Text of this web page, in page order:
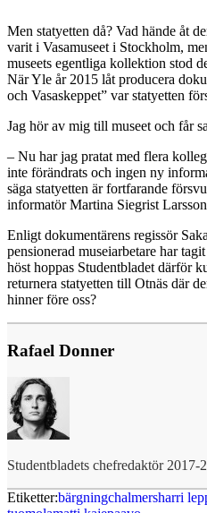
Men statyetten då? Vad hände åt
varit i Vasamuseet i Stockholm,
museets egentliga kollektion stod
När Yle år 2015 låt producera
och Vasaskeppet” var statyetten
Jag hör av mig till museet och får
– Nu har jag pratat med flera
inte förändrats och ingen ny
säga statyetten är fortfarande
informatör Martina Siegrist
Enligt dokumentärens regissör
pensionerad museiarbetare har
höst hoppas Studentbladet därför
returnera statyetten till Otnäs där
hinner före oss?
Rafael Donner
Studentbladets chefredaktör 2017-
Etiketter:bärgningchalmersharri